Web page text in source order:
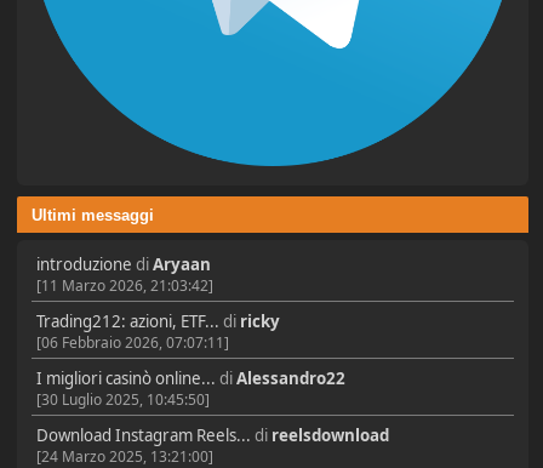
Ultimi messaggi
introduzione diAryaan
[11 Marzo 2026, 21:03:42]
Trading212: azioni, ETF... di ricky
[06 Febbraio 2026, 07:07:11]
I migliori casinò online... diAlessandro22
[30 Luglio 2025, 10:45:50]
Download Instagram Reels... di reelsdownload
[24 Marzo 2025, 13:21:00]